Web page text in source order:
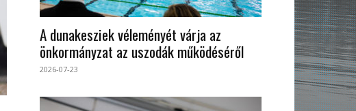
A dunakesziek véleményét várja az
önkormányzat az uszodák működéséről
2026-07-23